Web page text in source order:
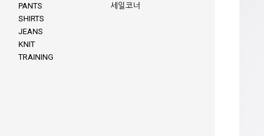
PANTS
SHIRTS
JEANS
KNIT
TRAINING
세일코너